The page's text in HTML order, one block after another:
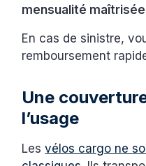
mensualité maîtrisée
En cas de sinistre,
remboursement
Une
l’usage
Lesvélos cargo ne